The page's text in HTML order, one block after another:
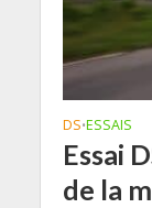
DS•ESSAIS
Essai
de la